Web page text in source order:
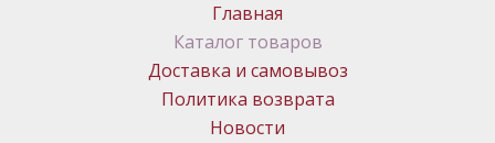
Главная
Каталог товаров
Доставка и самовывоз
Политика возврата
Новости